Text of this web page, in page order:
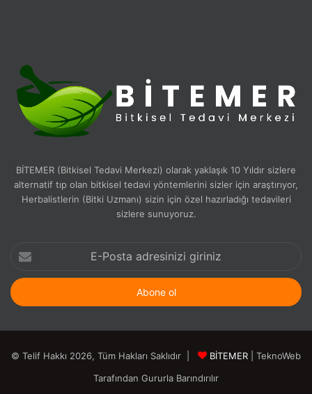
BİTEMER (Bitkisel Tedavi Merkezi) olarak yaklaşık 10 Yıldır sizlere
alternatif tıp olan bitkisel tedavi yöntemlerini sizler için araştırıyor,
Herbalistlerin (Bitki Uzmanı) sizin için özel hazırladığı tedavileri
sizlere sunuyoruz.
Posta
adresinizi
giriniz
© Telif Hakkı 2026, Tüm Hakları Saklıdır | BİTEMER | TeknoWeb
Tarafından Gururla Barındırılır